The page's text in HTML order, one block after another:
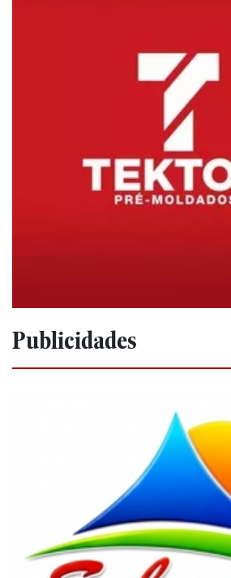
Publicidades